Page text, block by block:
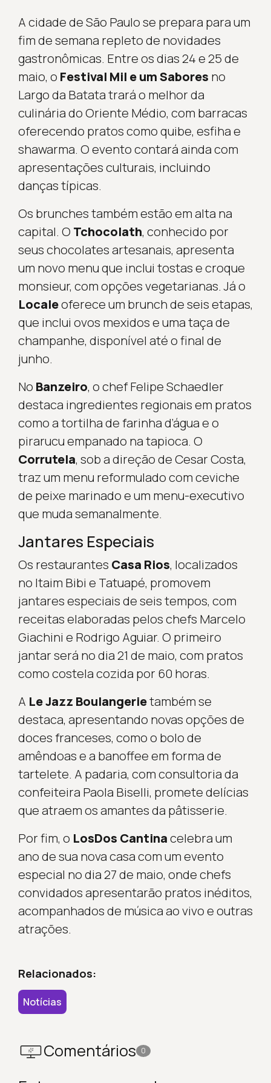
A cidade de São Paulo se prepara para um
fim de semana repleto de novidades
gastronômicas. Entre os dias 24 e 25 de
maio, o Festival Mil e um Sabores no
Largo da Batata trará o melhor da
culinária do Oriente Médio, com barracas
oferecendo pratos como quibe, esfiha e
shawarma. O evento contará ainda com
apresentações culturais, incluindo
danças típicas.
Os brunches também estão em alta na
capital. O Tchocolath, conhecido por
seus chocolates artesanais, apresenta
um novo menu que inclui tostas e croque
monsieur, com opções vegetarianas. Já o
Localeoferece um brunch de seis etapas,
que inclui ovos mexidos e uma taça de
champanhe, disponível até o final de
junho.
No Banzeiro, o chef Felipe Schaedler
destaca ingredientes regionais em pratos
como a tortilha de farinha d’água e o
pirarucu empanado na tapioca. O
Corrutela, sob a direção de Cesar Costa,
traz um menu reformulado com ceviche
de peixe marinado e um menu-executivo
que muda semanalmente.
Jantares Especiais
Os restaurantes Casa Rios, localizados
no Itaim Bibi e Tatuapé, promovem
jantares especiais de seis tempos, com
receitas elaboradas pelos chefs Marcelo
Giachini e Rodrigo Aguiar. O primeiro
jantar será no dia 21 de maio, com pratos
como costela cozida por 60 horas.
A Le Jazz Boulangerietambém se
destaca, apresentando novas opções de
doces franceses, como o bolo de
amêndoas e a banoffee em forma de
tartelete. A padaria, com consultoria da
confeiteira Paola Biselli, promete delícias
que atraem os amantes da pâtisserie.
Por fim, o LosDos Cantinacelebra um
ano de sua nova casa com um evento
especial no dia 27 de maio, onde chefs
convidados apresentarão pratos inéditos,
acompanhados de música ao vivo e outras
atrações.
Relacionados:
Notícias
Comentários 0